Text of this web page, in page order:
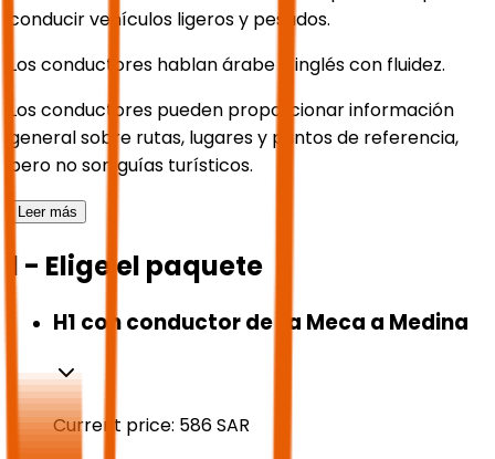
conducir vehículos ligeros y pesados.
Los conductores hablan árabe e inglés con fluidez.
Los conductores pueden proporcionar información
general sobre rutas, lugares y puntos de referencia,
pero no son guías turísticos.
Leer más
1 - Elige el paquete
H1 con conductor de La Meca a Medina
Current price: 586SAR